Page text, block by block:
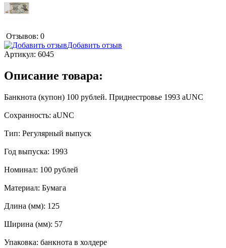
Отзывов: 0
Добавить отзыв
Артикул: 6045
Описание товара:
Банкнота (купон) 100 рублей. Приднестровье 1993 aUNC
Сохранность: аUNC
Тип: Регулярный выпуск
Год выпуска: 1993
Номинал: 100 рублей
Материал: Бумага
Длина (мм): 125
Ширина (мм): 57
Упаковка: банкнота в холдере